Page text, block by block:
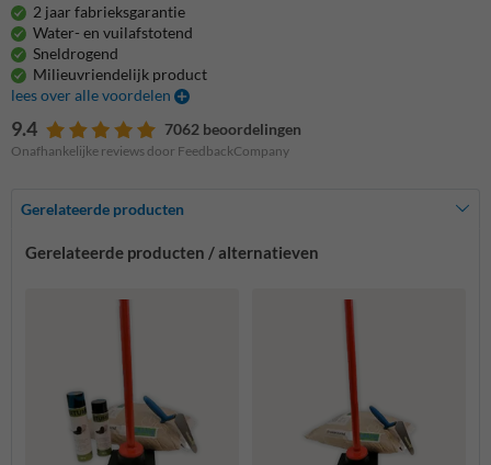
2 jaar fabrieksgarantie
Water- en vuilafstotend
Sneldrogend
Milieuvriendelijk product
lees over alle voordelen
9.4 7062 beoordelingen
Onafhankelijke reviews door FeedbackCompany
Gerelateerde producten
Gerelateerde producten / alternatieven